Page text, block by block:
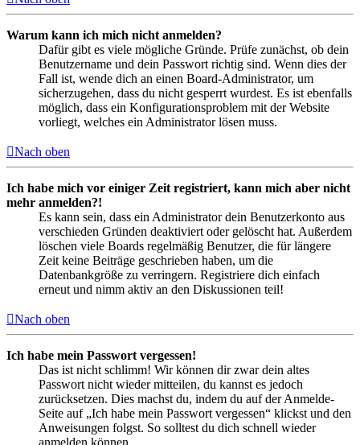
Warum kann ich mich nicht anmelden?
Dafür gibt es viele mögliche Gründe. Prüfe zunächst, ob dein
Benutzername und dein Passwort richtig sind. Wenn dies der
Fall ist, wende dich an einen Board-Administrator, um
sicherzugehen, dass du nicht gesperrt wurdest. Es ist ebenfalls
möglich, dass ein Konfigurationsproblem mit der Website
vorliegt, welches ein Administrator lösen muss.
Nach oben
Ich habe mich vor einiger Zeit registriert, kann mich aber nicht
mehr anmelden?!
Es kann sein, dass ein Administrator dein Benutzerkonto aus
verschieden Gründen deaktiviert oder gelöscht hat. Außerdem
löschen viele Boards regelmäßig Benutzer, die für längere
Zeit keine Beiträge geschrieben haben, um die
Datenbankgröße zu verringern. Registriere dich einfach
erneut und nimm aktiv an den Diskussionen teil!
Nach oben
Ich habe mein Passwort vergessen!
Das ist nicht schlimm! Wir können dir zwar dein altes
Passwort nicht wieder mitteilen, du kannst es jedoch
zurücksetzen. Dies machst du, indem du auf der Anmelde-
Seite auf „Ich habe mein Passwort vergessen“ klickst und den
Anweisungen folgst. So solltest du dich schnell wieder
anmelden können.